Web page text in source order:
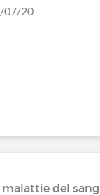
07/20
malattie del